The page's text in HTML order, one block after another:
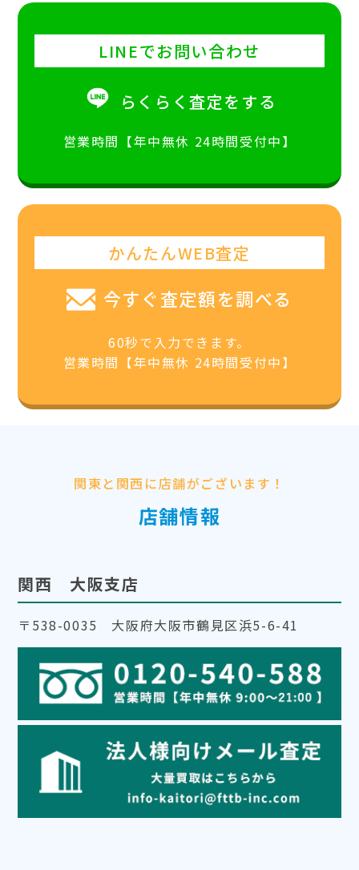
LINEでお問い合わせ
らくらく査定をする
営業時間【年中無休 24時間受付中】
かんたんWEB査定
今すぐ査定額を調べる
60秒で入力できます。
営業時間【年中無休 24時間受付中】
関東と関西に店舗がございます！
店舗情報
関西 大阪支店
〒538-0035 大阪府大阪市鶴見区浜5-6-41